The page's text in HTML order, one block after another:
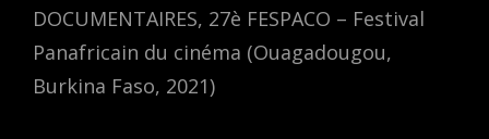
DOCUMENTAIRES, 27è FESPACO – Festival
Panafricain du cinéma (Ouagadougou,
Burkina Faso, 2021)